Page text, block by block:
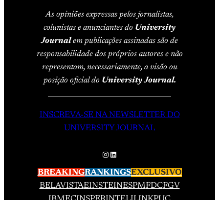
As opiniões expressas pelos jornalistas,
colunistas e anunciantes do University
Journalem publicações assinadas são de
responsabilidade dos próprios autores e não
representam, necessariamente, a visão ou
posição oficial do University Journal.
INSCREVA-SE NA NEWSLETTER DO
UNIVERSITY JOURNAL
Instagram
LinkedIn
BREAKINGRANKINGSEXCLUSIVO
BELAVISTAEINSTEINESPMFDCFGV